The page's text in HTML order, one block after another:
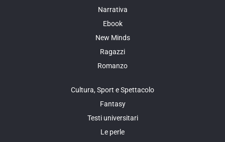
Narrativa
Ebook
New Minds
Ragazzi
Romanzo
Cultura, Sport e Spettacolo
Fantasy
Testi universitari
Le perle